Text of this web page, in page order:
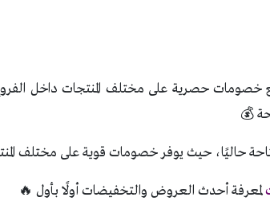
حصرية على مختلف المنتجات داخل الفروع.
💰
حاليًا، حيث يوفر خصومات قوية على مختلف
لمعرفة أحدث العروض والتخفيضات أولًا بأول 🔥